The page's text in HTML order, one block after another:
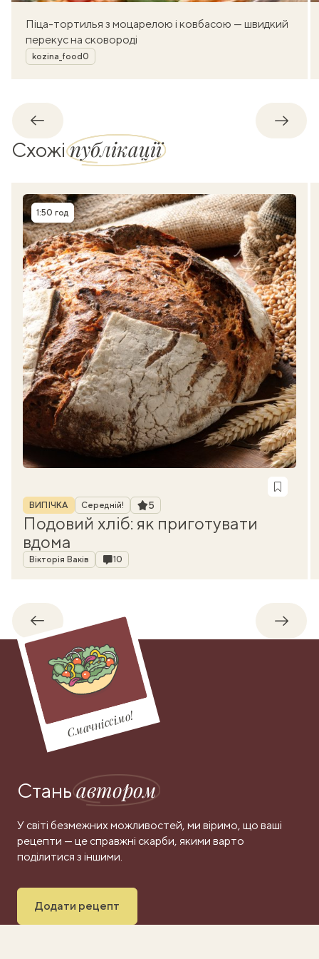
Піца-тортилья з моцарелою і ковбасою — швидкий
перекус на сковороді
Автор
kozina_food0
Назад
Схожіпублікації
Час приготування
1:50 год
Рубрика
ВИПІЧКА Середній! Рейтинг
5
Подовий хліб: як приготувати
вдома
Автор
Вікторія Ваків Коментарі
10
Назад
Смачніссімо!
Станьавтором
У світі безмежних можливостей, ми віримо, що ваші
рецепти — це справжні скарби, якими варто
поділитися з іншими.
Додати рецепт